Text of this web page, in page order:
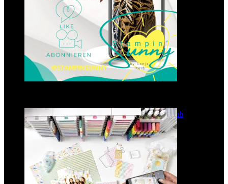
GANZ NEU: Scrapbooking Club
2025
21. Januar 2025